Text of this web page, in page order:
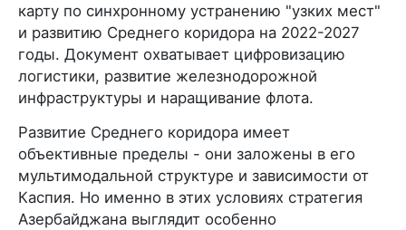
карту по синхронному устранению "узких мест"
и развитию Среднего коридора на 2022-2027
годы. Документ охватывает цифровизацию
логистики, развитие железнодорожной
инфраструктуры и наращивание флота.
Развитие Среднего коридора имеет
объективные пределы - они заложены в его
мультимодальной структуре и зависимости от
Каспия. Но именно в этих условиях стратегия
Азербайджана выглядит особенно